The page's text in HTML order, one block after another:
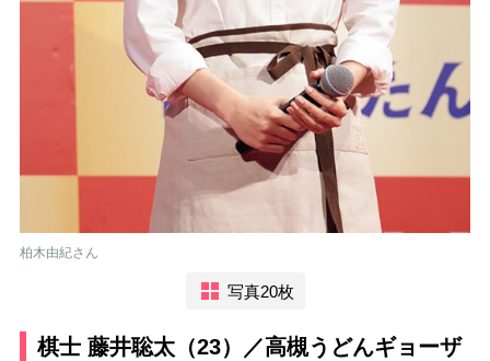
柏木由紀さん
写真20枚
棋士 藤井聡太（23）／高槻うどんギョーザ